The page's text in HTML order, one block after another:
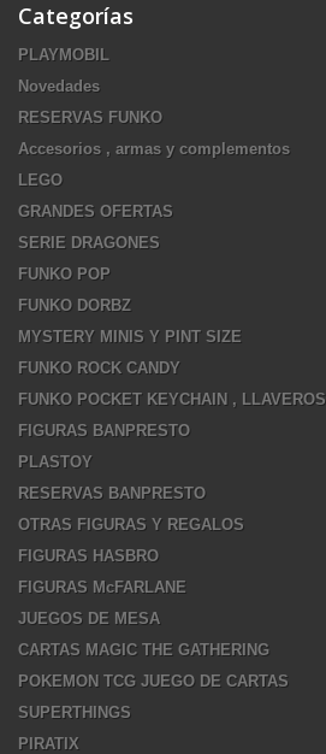
Categorías
PLAYMOBIL
Novedades
RESERVAS FUNKO
Accesorios , armas y complementos
LEGO
GRANDES OFERTAS
SERIE DRAGONES
FUNKO POP
FUNKO DORBZ
MYSTERY MINIS Y PINT SIZE
FUNKO ROCK CANDY
FUNKO POCKET KEYCHAIN , LLAVEROS
FIGURAS BANPRESTO
PLASTOY
RESERVAS BANPRESTO
OTRAS FIGURAS Y REGALOS
FIGURAS HASBRO
FIGURAS McFARLANE
JUEGOS DE MESA
CARTAS MAGIC THE GATHERING
POKEMON TCG JUEGO DE CARTAS
SUPERTHINGS
PIRATIX